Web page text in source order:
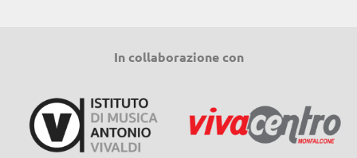
In collaborazione con